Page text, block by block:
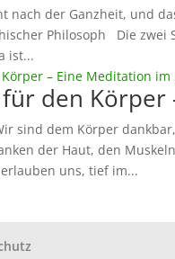
nach der Ganzheit, und
Philosoph Die
ist...
den Körper
sind dem Körper
der Haut, den
uns, tief im...